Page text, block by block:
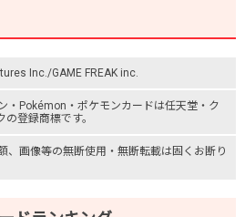
Inc./GAME FREAK inc.
・Pokémon・ ポケモンカードは任天堂・ ク
の登録商標です。
画像等の無断使用・無断転載は固くお断り